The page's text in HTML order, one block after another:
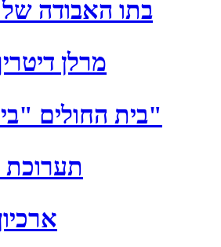
בתו האבודה
מרלן
בית החולים "ביקור חולים"
תערוכת